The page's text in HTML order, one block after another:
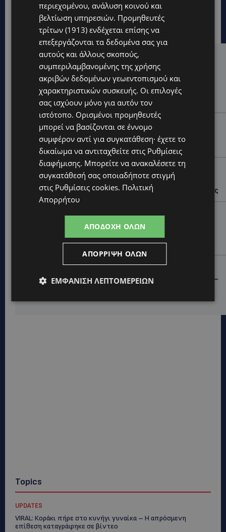
Hot this week
UPDATES
VIRAL: Κοράκι πήρε στο κυνήγι γυναίκα – Η
απρόσμενη επίθεση καταγράφηκε σε βίντεο
UPDATES
ΕΤΟΙΜΑΣΤΕΙΤΕ ΓΙΑ ΚΑΘΥΣΤΕΡΗΣΕΙΣ: Κλειστή λωρίδα
στον αυτοκινητόδρομο Αμμοχώστου – Λάρνακας
UPDATES
ΙΣΑΑΚ-ΣΟΛΩΜΟΥ: Κλείνουν συμβολικά οδοφράγματα
την Παρασκευή – Πού και τι ώρα θα γίνουν οι δράσεις
ΣΥΛΛΗΨΕΙΣ: 161 οδηγοί με υπερβολική ταχύτητα σε
ΓΕΝΕΘΛΙΟΣ ΗΜΕΡΑ: Η ηλικία είναι μόνο ένας αριθμός –
Topics
UPDATES
VIRAL: Κοράκι πήρε στο κυνήγι γυναίκα – Η απρόσμενη
επίθεση καταγράφηκε σε βίντεο
περιεχομένου, ανάλυση κοινού και
βελτίωση υπηρεσιών. Προμηθευτές
τρίτων (1913) ενδέχεται επίσης να
επεξεργάζονται τα δεδομένα σας για
αυτούς και άλλους σκοπούς,
συμπεριλαμβανομένης της χρήσης
ακριβών δεδομένων γεωεντοπισμού και
χαρακτηριστικών συσκευής. Οι επιλογές
σας ισχύουν μόνο για αυτόν τον
ιστότοπο. Ορισμένοι προμηθευτές
μπορεί να βασίζονται σε έννομο
συμφέρον αντί για συγκατάθεση· έχετε το
δικαίωμα να αντιταχθείτε στις Ρυθμίσεις
διαφήμισης. Μπορείτε να ανακαλέσετε τη
συγκατάθεσή σας οποιαδήποτε στιγμή
στις Ρυθμίσεις cookies. Πολιτική
Απορρήτου
ΑΠΟΔΟΧΉ ΌΛΩΝ
ΑΠΌΡΡΙΨΗ ΌΛΩΝ
ΕΜΦΆΝΙΣΗ ΛΕΠΤΟΜΕΡΕΙΏΝ